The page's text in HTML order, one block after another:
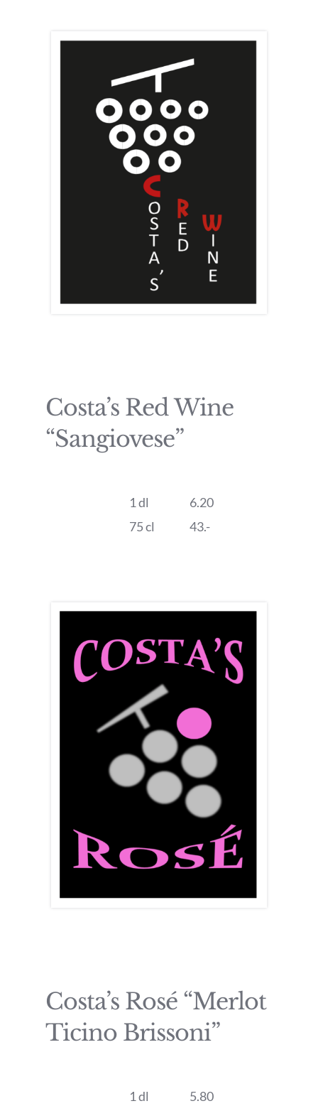
Costa’s Red Wine
“Sangiovese”
1 dl
6.20
75 cl
43.-
Costa’s Rosé “Merlot
Ticino Brissoni”
1 dl 5.80